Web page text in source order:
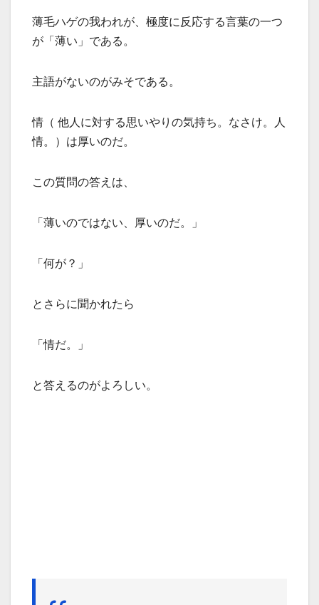
薄毛ハゲの我われが、極度に反応する言葉の一つ
が「薄い」である。
主語がないのがみそである。
情（ 他人に対する思いやりの気持ち。なさけ。人
情。）は厚いのだ。
この質問の答えは、
「薄いのではない、厚いのだ。」
「何が？」
とさらに聞かれたら
「情だ。」
と答えるのがよろしい。